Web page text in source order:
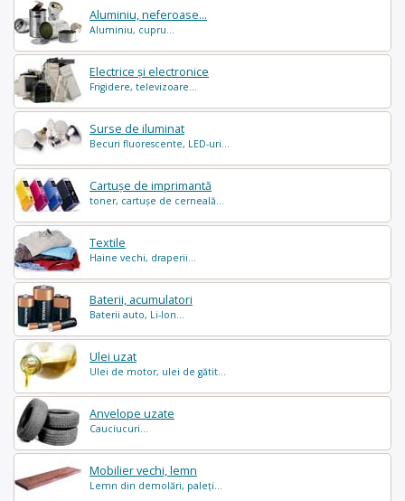
Aluminiu, neferoase...
Aluminiu, cupru...
Electrice și electronice
Frigidere, televizoare...
Surse de iluminat
Becuri fluorescente, LED-uri...
Cartușe de imprimantă
toner, cartușe de cerneală...
Textile
Haine vechi, draperii...
Baterii, acumulatori
Baterii auto, Li-Ion...
Ulei uzat
Ulei de motor, ulei de gătit...
Anvelope uzate
Cauciucuri...
Mobilier vechi, lemn
Lemn din demolări, paleți...